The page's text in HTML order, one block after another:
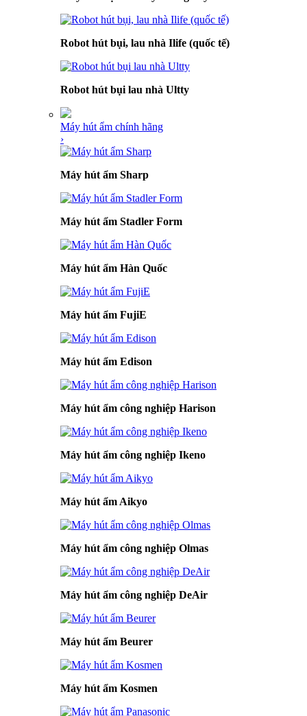
Robot hút bụi, lau nhà Ilife (quốc tế)
Robot hút bụi lau nhà Ultty
Máy hút ẩm chính hãng
›
Máy hút ẩm Sharp
Máy hút ẩm Stadler Form
Máy hút ẩm Hàn Quốc
Máy hút ẩm FujiE
Máy hút ẩm Edison
Máy hút ẩm công nghiệp Harison
Máy hút ẩm công nghiệp Ikeno
Máy hút ẩm Aikyo
Máy hút ẩm công nghiệp Olmas
Máy hút ẩm công nghiệp DeAir
Máy hút ẩm Beurer
Máy hút ẩm Kosmen